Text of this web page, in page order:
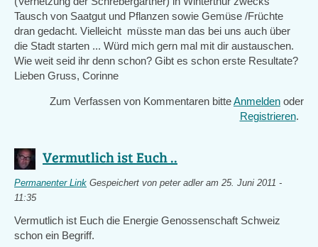
Tausch von Saatgut und Pflanzen sowie Gemüse /Früchte
dran gedacht. Vielleicht müsste man das bei uns auch über
die Stadt starten ... Würd mich gern mal mit dir austauschen.
Wie weit seid ihr denn schon? Gibt es schon erste Resultate?
Lieben Gruss, Corinne
Zum Verfassen von Kommentaren bitteAnmelden oder
Registrieren.
Vermutlich ist Euch ..
Permanenter Link Gespeichert von peter adleram 25. Juni 2011 -
11:35
Vermutlich ist Euch die Energie Genossenschaft Schweiz
schon ein Begriff.